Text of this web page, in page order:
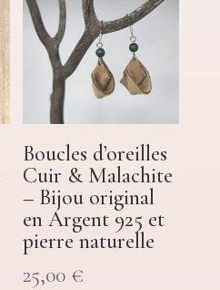
Boucles d’oreilles
Cuir & Malachite
– Bijou original
en Argent 925 et
pierre naturelle
25,00 €